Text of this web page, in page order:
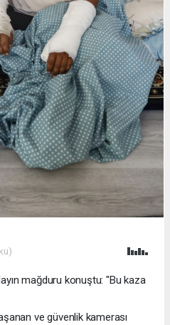
mağduru konuştu: "Bu kaza
ve güvenlik kamerası